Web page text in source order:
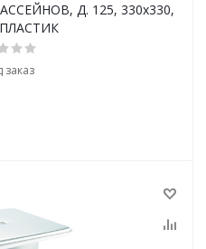
Д. 125, 330x330,
заказ